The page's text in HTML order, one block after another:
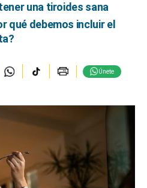
una tiroides sana
qué debemos incluir el
Únete